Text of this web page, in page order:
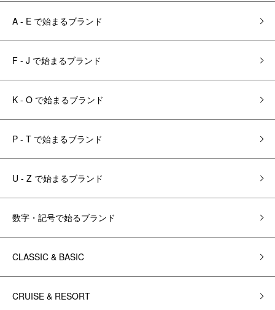
A - E で始まるブランド
F - J で始まるブランド
K - O で始まるブランド
P - T で始まるブランド
U - Z で始まるブランド
数字・記号で始るブランド
CLASSIC & BASIC
CRUISE & RESORT